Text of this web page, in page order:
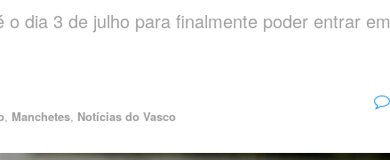
dia 3 de julho para finalmente poder entrar em
, Manchetes, Notícias do Vasco